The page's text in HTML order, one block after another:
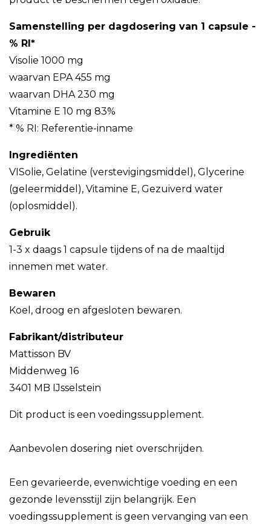
Samenstelling per dagdosering van 1 capsule -
% RI*
Visolie 1000 mg
waarvan EPA 455 mg
waarvan DHA 230 mg
Vitamine E 10 mg 83%
* % RI: Referentie-inname
Ingrediënten
VISolie, Gelatine (verstevigingsmiddel), Glycerine
(geleermiddel), Vitamine E, Gezuiverd water
(oplosmiddel).
Gebruik
1-3 x daags 1 capsule tijdens of na de maaltijd
innemen met water.
Bewaren
Koel, droog en afgesloten bewaren.
Fabrikant/distributeur
Mattisson BV
Middenweg 16
3401 MB IJsselstein
Dit product is een voedingssupplement.
Aanbevolen dosering niet overschrijden.
Een gevarieerde, evenwichtige voeding en een
gezonde levensstijl zijn belangrijk. Een
voedingssupplement is geen vervanging van een